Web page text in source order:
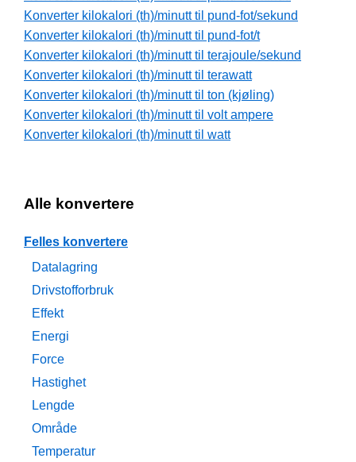
Konverter kilokalori (th)/minutt til pund-fot/sekund
Konverter kilokalori (th)/minutt til pund-fot/t
Konverter kilokalori (th)/minutt til terajoule/sekund
Konverter kilokalori (th)/minutt til terawatt
Konverter kilokalori (th)/minutt til ton (kjøling)
Konverter kilokalori (th)/minutt til volt ampere
Konverter kilokalori (th)/minutt til watt
Alle konvertere
Felles konvertere
Datalagring
Drivstofforbruk
Effekt
Energi
Force
Hastighet
Lengde
Område
Temperatur